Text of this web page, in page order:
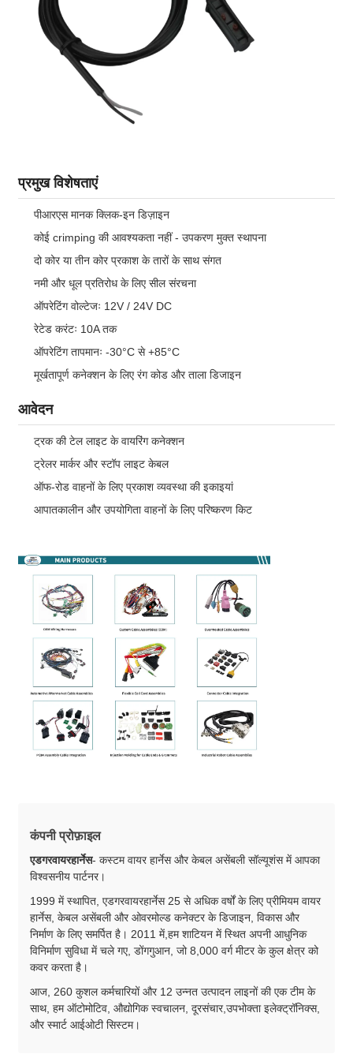
प्रमुख विशेषताएं
पीआरएस मानक क्लिक-इन डिज़ाइन
कोई crimping की आवश्यकता नहीं - उपकरण मुक्त स्थापना
दो कोर या तीन कोर प्रकाश के तारों के साथ संगत
नमी और धूल प्रतिरोध के लिए सील संरचना
ऑपरेटिंग वोल्टेजः 12V / 24V DC
रेटेड करंटः 10A तक
ऑपरेटिंग तापमानः -30°C से +85°C
मूर्खतापूर्ण कनेक्शन के लिए रंग कोड और ताला डिजाइन
आवेदन
ट्रक की टेल लाइट के वायरिंग कनेक्शन
ट्रेलर मार्कर और स्टॉप लाइट केबल
ऑफ-रोड वाहनों के लिए प्रकाश व्यवस्था की इकाइयां
आपातकालीन और उपयोगिता वाहनों के लिए परिष्करण किट
कंपनी प्रोफ़ाइल
एडगरवायरहार्नेस- कस्टम वायर हार्नेस और केबल असेंबली सॉल्यूशंस में आपका
विश्वसनीय पार्टनर।
1999 में स्थापित, एडगरवायरहार्नेस 25 से अधिक वर्षों के लिए प्रीमियम वायर
हार्नेस, केबल असेंबली और ओवरमोल्ड कनेक्टर के डिजाइन, विकास और
निर्माण के लिए समर्पित है। 2011 में,हम शाटियन में स्थित अपनी आधुनिक
विनिर्माण सुविधा में चले गए, डोंगगुआन, जो 8,000 वर्ग मीटर के कुल क्षेत्र को
कवर करता है।
आज, 260 कुशल कर्मचारियों और 12 उन्नत उत्पादन लाइनों की एक टीम के
साथ, हम ऑटोमोटिव, औद्योगिक स्वचालन, दूरसंचार,उपभोक्ता इलेक्ट्रॉनिक्स,
और स्मार्ट आईओटी सिस्टम।